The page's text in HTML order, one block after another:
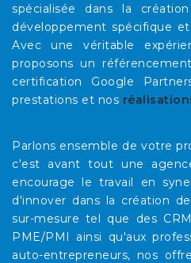
spécialisée dans la
développement spécifique
Avec une véritable
proposons un
certification Google
prestations et nos
Parlons ensemble de votre
c'est avant tout une
encourage le travail en
d'innover dans la création
sur-mesure tel que des
PME/PMI ainsi qu'aux
auto-entrepreneurs, nos